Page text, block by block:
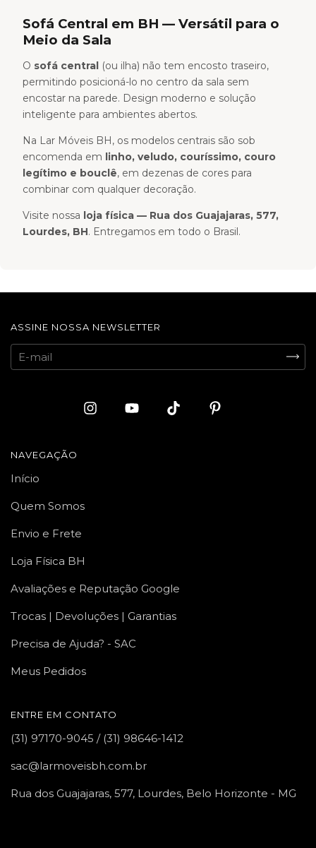
Sofá Central em BH — Versátil para o
Meio da Sala
O sofá central (ou ilha) não tem encosto traseiro,
permitindo posicioná-lo no centro da sala sem
encostar na parede. Design moderno e solução
inteligente para ambientes abertos.
Na Lar Móveis BH, os modelos centrais são sob
encomenda em linho, veludo, couríssimo, couro
legítimo e bouclê, em dezenas de cores para
combinar com qualquer decoração.
Visite nossa loja física — Rua dos Guajajaras, 577,
Lourdes, BH. Entregamos em todo o Brasil.
ASSINE NOSSA NEWSLETTER
NAVEGAÇÃO
Início
Quem Somos
Envio e Frete
Loja Física BH
Avaliações e Reputação Google
Trocas | Devoluções | Garantias
Precisa de Ajuda? - SAC
Meus Pedidos
ENTRE EM CONTATO
(31) 97170-9045 / (31) 98646-1412
sac@larmoveisbh.com.br
Rua dos Guajajaras, 577, Lourdes, Belo Horizonte - MG